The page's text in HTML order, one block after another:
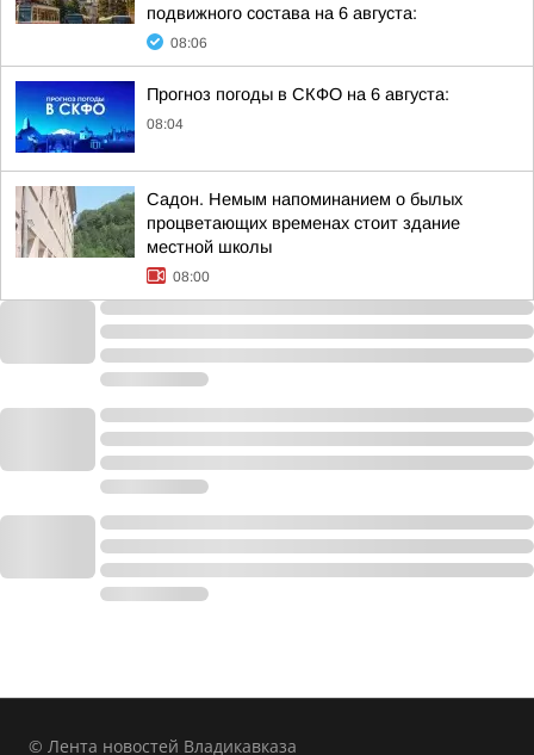
подвижного состава на 6 августа:
08:06
Прогноз погоды в СКФО на 6 августа:
08:04
Садон. Немым напоминанием о былых
процветающих временах стоит здание
местной школы
08:00
© Лента новостей Владикавказа